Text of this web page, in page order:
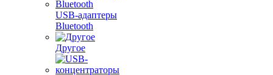
USB-адаптеры
Bluetooth
Другое